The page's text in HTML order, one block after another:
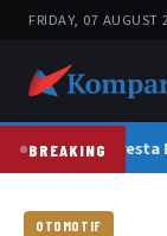
FRIDAY, 07 AUGUST
BREAKINGKapolresta
OTOMOTIF